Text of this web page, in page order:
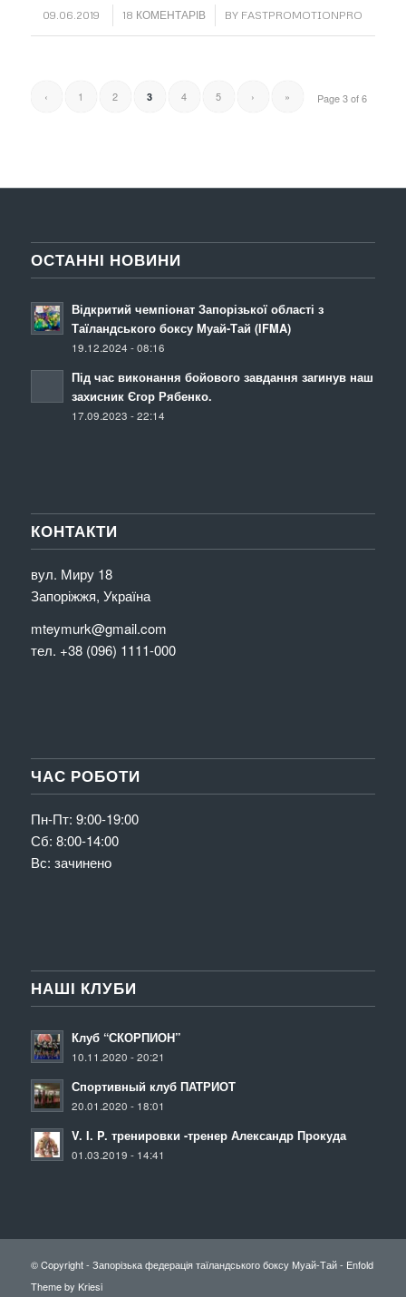
09.06.2019
/ 18 КОМЕНТАРІВ
/ BY FASTPROMOTIONPRO
Page 3 of 6
‹ 1 2 3 4 5 › »
ОСТАННІ НОВИНИ
Відкритий чемпіонат Запорізької області з
Таїландського боксу Муай-Тай (IFMA)
19.12.2024 - 08:16
Під час виконання бойового завдання загинув наш
захисник Єгор Рябенко.
17.09.2023 - 22:14
КОНТАКТИ
вул. Миру 18
Запоріжжя, Україна
mteymurk@gmail.com
тел. +38 (096) 1111-000
ЧАС РОБОТИ
Пн-Пт: 9:00-19:00
Сб: 8:00-14:00
Вс: зачинено
НАШІ КЛУБИ
Клуб “СКОРПИОН”
10.11.2020 - 20:21
Спортивный клуб ПАТРИОТ
20.01.2020 - 18:01
V. I. P. тренировки -тренер Александр Прокуда
01.03.2019 - 14:41
© Copyright - Запорізька федерація таїландського боксу Муай-Тай- Enfold
Theme by Kriesi